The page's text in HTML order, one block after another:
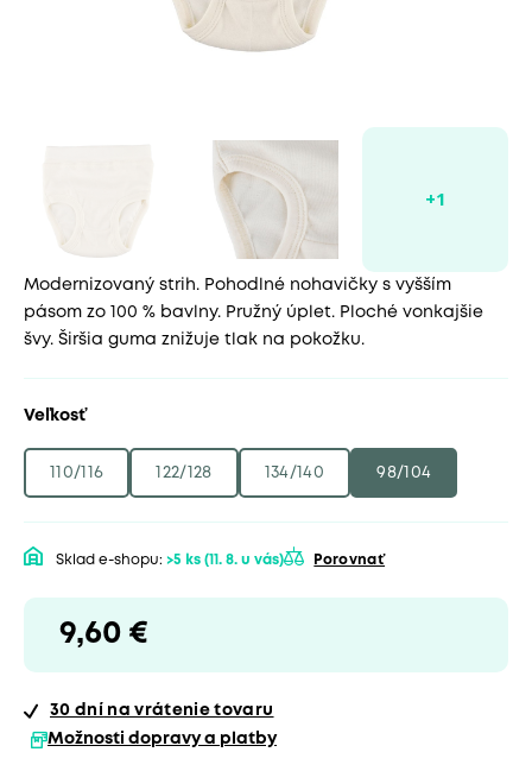
Modernizovaný strih. Pohodlné nohavičky s vyšším
pásom zo 100 % bavlny. Pružný úplet. Ploché vonkajšie
švy. Širšia guma znižuje tlak na pokožku.
Veľkosť
110/116 122/128 134/140 98/104
Sklad e-shopu: >5 ks (11. 8. u vás) Porovnať
9,60 €
30 dní na vrátenie tovaru
Možnosti dopravy a platby